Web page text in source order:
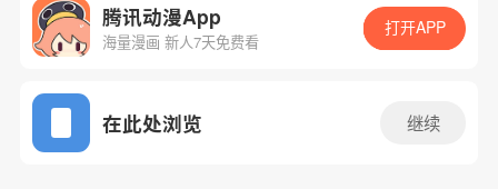
App免费看
腾讯动漫App
海量漫画 新人7天免费看
打开APP
在此处浏览 继续